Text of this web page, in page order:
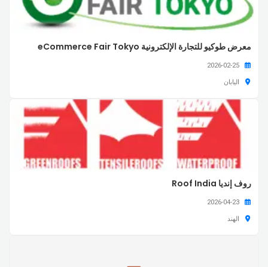
معرض طوكيو للتجارة الإلكترونية eCommerce Fair Tokyo
اليابان
روف إنديا Roof India
الهند